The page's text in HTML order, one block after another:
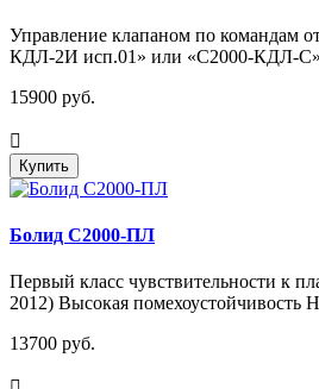
Управление клапаном по командам
КДЛ-2И исп.01» или «С2000-КДЛ-С»
15900 руб.
Купить
Болид С2000-ПЛ
Первый класс чувствительности к
2012) Высокая помехоустойчивость
13700 руб.